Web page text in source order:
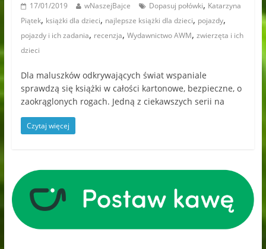
17/01/2019 wNaszejBajce Dopasuj połówki, Katarzyna
Piątek, książki dla dzieci, najlepsze książki dla dzieci, pojazdy,
pojazdy i ich zadania, recenzja, Wydawnictwo AWM, zwierzęta i ich
dzieci
Dla maluszków odkrywających świat wspaniale
sprawdzą się książki w całości kartonowe, bezpieczne, o
zaokrąglonych rogach. Jedną z ciekawszych serii na
Czytaj więcej